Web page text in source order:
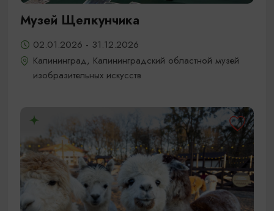
Музей Щелкунчика
02.01.2026 - 31.12.2026
Калининград, Калининградский областной музей
изобразительных искусств